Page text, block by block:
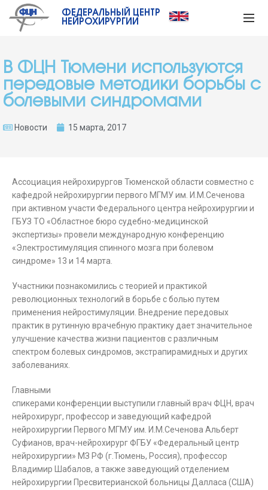
ФЕДЕРАЛЬНЫЙ ЦЕНТР
НЕЙРОХИРУРГИИ
В ФЦН Тюмени используются
передовые методики борьбы с
болевыми синдромами
Новости 15 марта, 2017
Ассоциация нейрохирургов Тюменской области совместно с
кафедрой нейрохирургии первого МГМУ им. И.М.Сеченова
при активном участи Федерального центра нейрохирургии и
ГБУЗ ТО «Областное бюро судебно-медицинской
экспертизы» провели международную конференцию
«Электростимуляция спинного мозга при болевом
синдроме» 13 и 14 марта.
Участники познакомились с теорией и практикой
революционных технологий в борьбе с болью путем
применения нейростимуляции. Внедрение передовых
практик в рутинную врачебную практику дает значительное
улучшение качества жизни пациентов с различным
спектром болевых синдромов, экстрапирамидных и других
заболеваниях.
Главными
спикерами конференции выступили главный врач ФЦН, врач
нейрохирург, профессор и заведующий кафедрой
нейрохирургии Первого МГМУ им. И.М.Сеченова Альберт
Суфианов, врач-нейрохирург ФГБУ «Федеральный центр
нейрохирургии» МЗ РФ (г.Тюмень, Россия), профессор
Владимир Шабалов, а также заведующий отделением
нейрохирургии Пресвитерианской больницы Далласа (США)